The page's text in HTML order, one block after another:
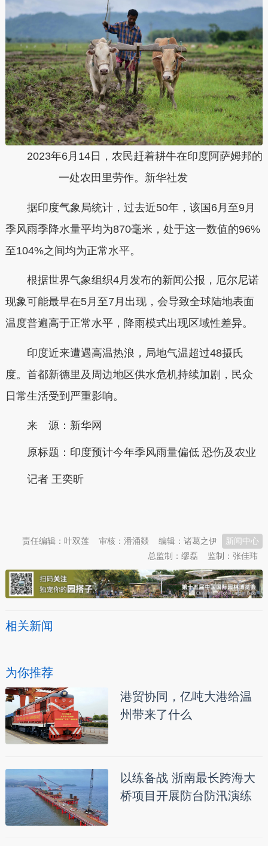
2023年6月14日，农民赶着耕牛在印度阿萨姆邦的
一处农田里劳作。新华社发
据印度气象局统计，过去近50年，该国6月至9月
季风雨季降水量平均为870毫米，处于这一数值的96%
至104%之间均为正常水平。
根据世界气象组织4月发布的新闻公报，厄尔尼诺
现象可能最早在5月至7月出现，会导致全球陆地表面
温度普遍高于正常水平，降雨模式出现区域性差异。
印度近来遭遇高温热浪，局地气温超过48摄氏
度。首都新德里及周边地区供水危机持续加剧，民众
日常生活受到严重影响。
来 源：新华网
原标题： 印度预计今年季风雨量偏低 恐伤及农业
记者 王奕昕
新闻中心
编辑：诸葛之伊
审核：潘涌燚
责任编辑：叶双莲
监制：张佳玮
总监制：缪磊
相关新闻
为你推荐
港贸协同，亿吨大港给温
州带来了什么
以练备战 浙南最长跨海大
桥项目开展防台防汛演练